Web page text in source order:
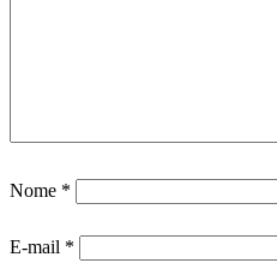
Nome *
E-mail *